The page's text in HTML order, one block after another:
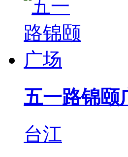
五一路锦颐
台江